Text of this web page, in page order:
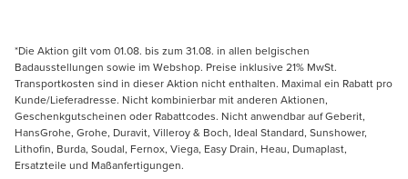
*Die Aktion gilt vom 01.08. bis zum 31.08. in allen belgischen
Badausstellungen sowie im Webshop. Preise inklusive 21% MwSt.
Transportkosten sind in dieser Aktion nicht enthalten. Maximal ein Rabatt pro
Kunde/Lieferadresse. Nicht kombinierbar mit anderen Aktionen,
Geschenkgutscheinen oder Rabattcodes. Nicht anwendbar auf Geberit,
HansGrohe, Grohe, Duravit, Villeroy & Boch, Ideal Standard, Sunshower,
Lithofin, Burda, Soudal, Fernox, Viega, Easy Drain, Heau, Dumaplast,
Ersatzteile und Maßanfertigungen.